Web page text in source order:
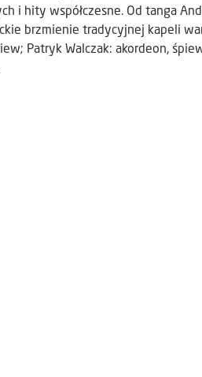
i hity współczesne. Od tanga
brzmienie tradycyjnej kapeli
Patryk Walczak: akordeon,